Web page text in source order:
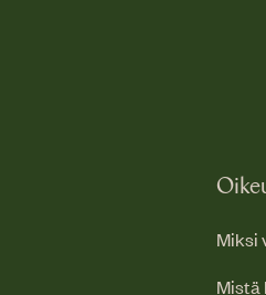
Miksi
Mistä